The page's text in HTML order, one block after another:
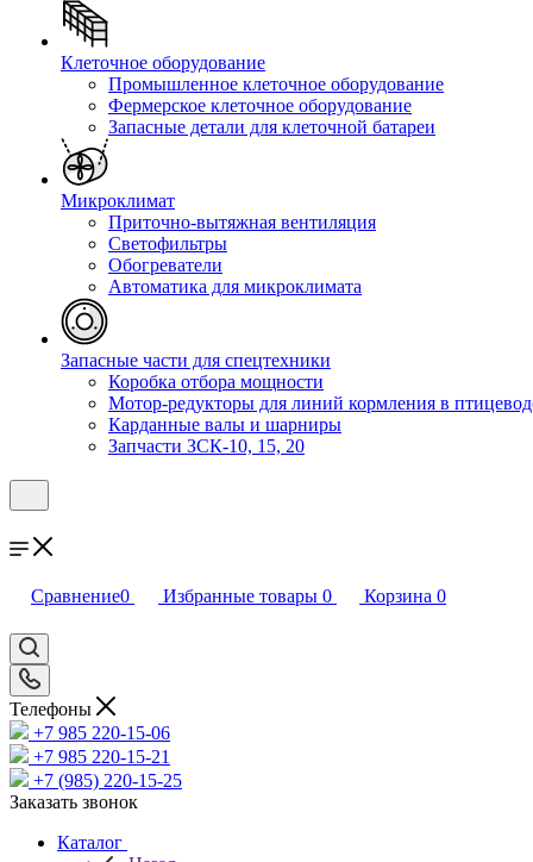
Клеточное оборудование
Промышленное клеточное оборудование
Фермерское клеточное оборудование
Запасные детали для клеточной батареи
Микроклимат
Приточно-вытяжная вентиляция
Светофильтры
Обогреватели
Автоматика для микроклимата
Запасные части для спецтехники
Коробка отбора мощности
Мотор-редукторы для линий кормления в
Карданные валы и шарниры
Запчасти ЗСК-10, 15, 20
Сравнение0 Избранные товары 0 Корзина 0
Телефоны
+7 985 220-15-06
+7 985 220-15-21
+7 (985) 220-15-25
Заказать звонок
Каталог